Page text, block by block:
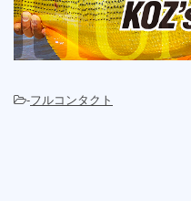
-フルコンタクト